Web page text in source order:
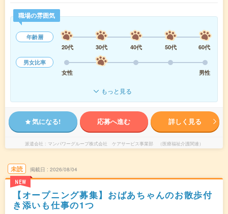
職場の雰囲気
年齢層
20代
30代 40代 50代
60代
男女比率
女性
男性
もっと見る
気になる! 応募へ進む 詳しく見る
派遣会社 マンパワーグループ株式会社 ケアサービス事業部 （医療福祉介護関連）
未読
NEW
掲載日 2026/08/04
【オープニング募集】おばあちゃんのお散歩付
き添いも仕事の1つ